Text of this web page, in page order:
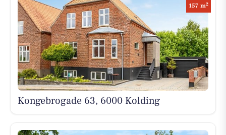
157 m2
Kongebrogade 63, 6000 Kolding